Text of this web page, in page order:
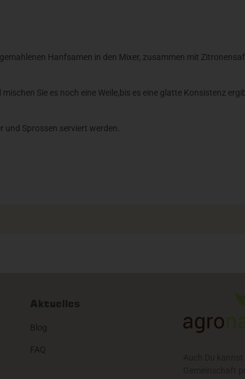
Hanfsamen in den Mixer, zusammen mit
Sie es noch eine Weile,bis es eine glatte Konsistenz
Sprossen serviert werden.
Aktuelles
Blog
FAQ